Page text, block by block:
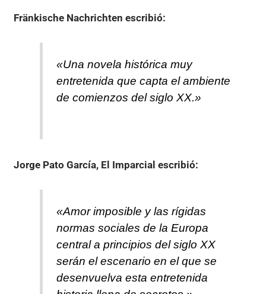
Fränkische Nachrichten escribió:
«Una novela histórica muy
entretenida que capta el ambiente
de comienzos del siglo XX.»
Jorge Pato García, El Imparcial escribió:
«Amor imposible y las rígidas
normas sociales de la Europa
central a principios del siglo XX
serán el escenario en el que se
desenvuelva esta entretenida